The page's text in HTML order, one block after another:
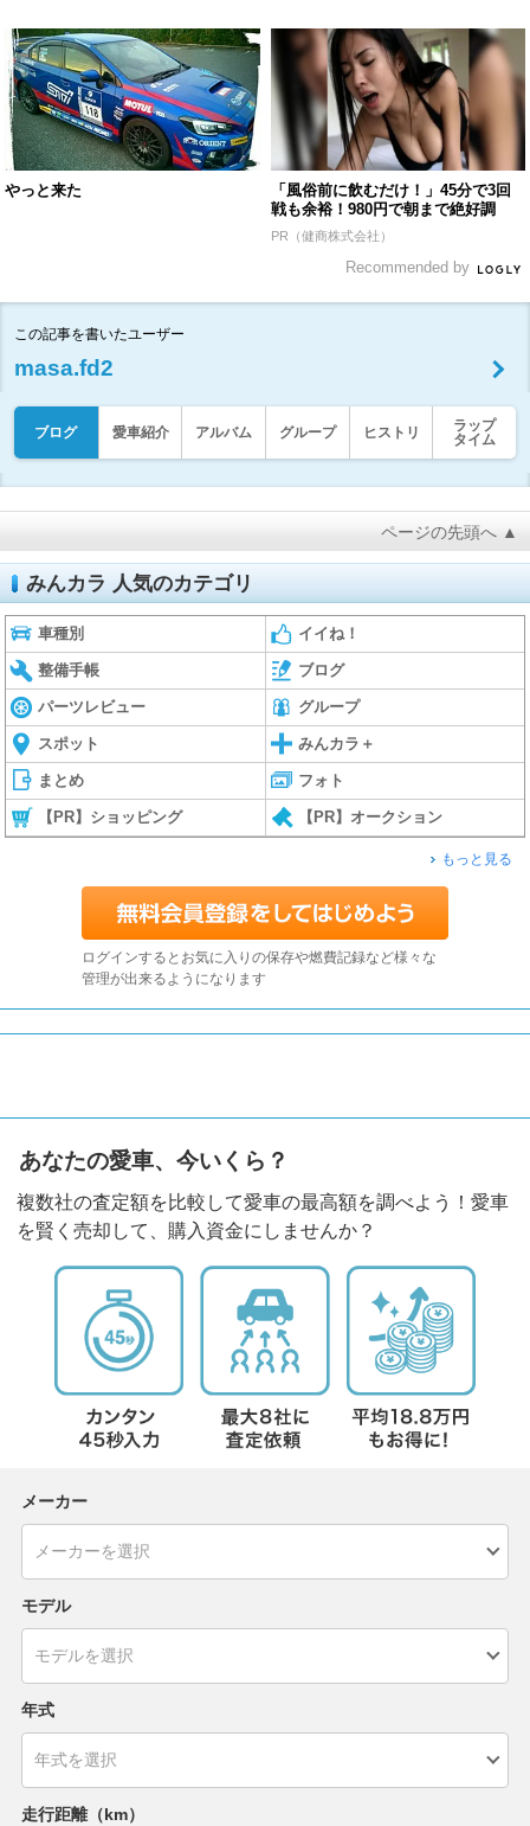
やっと来た
「風俗前に飲むだけ！」45分で3回
戦も余裕！980円で朝まで絶好調
PR（健商株式会社）
Recommended by
この記事を書いたユーザー
masa.fd2
ブログ 愛車紹介 アルバム グループ ヒストリ
ラップ
タイム
ページの先頭へ ▲
みんカラ 人気のカテゴリ
車種別 イイね！
整備手帳 ブログ
パーツレビュー グループ
スポット みんカラ＋
まとめ フォト
【PR】ショッピング 【PR】オークション
もっと見る
ログインするとお気に入りの保存や燃費記録など様々な
管理が出来るようになります
あなたの愛車、今いくら？
複数社の査定額を比較して愛車の最高額を調べよう！愛車
を賢く売却して、購入資金にしませんか？
メーカー
モデル
年式
走行距離（km）